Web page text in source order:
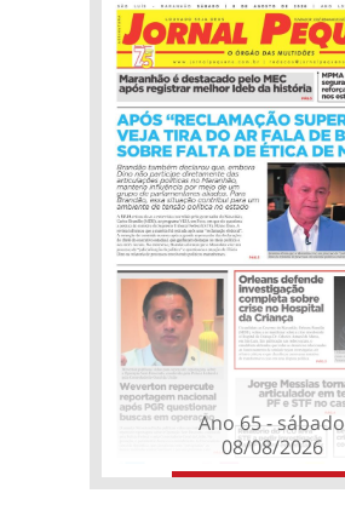
Ano 65 - sábado
08/08/2026